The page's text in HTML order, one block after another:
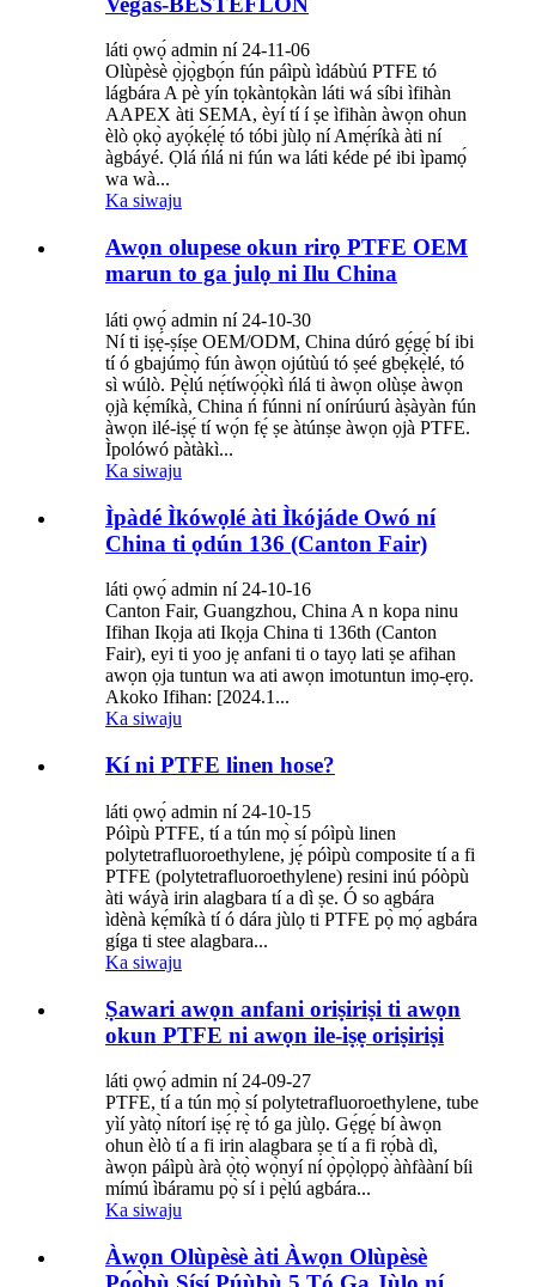
láti ọwọ́ admin ní 24-11-06
Olùpèsè ọ̀jọ̀gbọ́n fún páìpù ìdábùú PTFE tó
lágbára A pè yín tọkàntọkàn láti wá síbi ìfihàn
AAPEX àti SEMA, èyí tí í ṣe ìfihàn àwọn ohun
èlò ọkọ̀ ayọ́kẹ́lẹ́ tó tóbi jùlọ ní Amẹ́ríkà àti ní
àgbáyé. Ọlá ńlá ni fún wa láti kéde pé ibi ìpamọ́
wa wà...
Ka siwaju
Awọn olupese okun rirọ PTFE OEM
marun to ga julọ ni Ilu China
láti ọwọ́ admin ní 24-10-30
Ní ti iṣẹ́-ṣíṣe OEM/ODM, China dúró gẹ́gẹ́ bí ibi
tí ó gbajúmọ̀ fún àwọn ojútùú tó ṣeé gbẹ́kẹ̀lé, tó
sì wúlò. Pẹ̀lú nẹ́tíwọ́ọ̀kì ńlá ti àwọn olùṣe àwọn
ọjà kẹ́míkà, China ń fúnni ní onírúurú àṣàyàn fún
àwọn ilé-iṣẹ́ tí wọ́n fẹ́ ṣe àtúnṣe àwọn ọjà PTFE.
Ìpolówó pàtàkì...
Ka siwaju
Ìpàdé Ìkówọlé àti Ìkójáde Owó ní
China ti ọdún 136 (Canton Fair)
láti ọwọ́ admin ní 24-10-16
Canton Fair, Guangzhou, China A n kopa ninu
Ifihan Ikọja ati Ikọja China ti 136th (Canton
Fair), eyi ti yoo jẹ anfani ti o tayọ lati ṣe afihan
awọn ọja tuntun wa ati awọn imotuntun imọ-ẹrọ.
Akoko Ifihan: [2024.1...
Ka siwaju
Kí ni PTFE linen hose?
láti ọwọ́ admin ní 24-10-15
Póìpù PTFE, tí a tún mọ̀ sí póìpù linen
polytetrafluoroethylene, jẹ́ póìpù composite tí a fi
PTFE (polytetrafluoroethylene) resini inú póòpù
àti wáyà irin alagbara tí a dì ṣe. Ó so agbára
ìdènà kẹ́míkà tí ó dára jùlọ ti PTFE pọ̀ mọ́ agbára
gíga ti stee alagbara...
Ka siwaju
Ṣawari awọn anfani oriṣiriṣi ti awọn
okun PTFE ni awọn ile-iṣẹ oriṣiriṣi
láti ọwọ́ admin ní 24-09-27
PTFE, tí a tún mọ̀ sí polytetrafluoroethylene, tube
yìí yàtọ̀ nítorí iṣẹ́ rẹ̀ tó ga jùlọ. Gẹ́gẹ́ bí àwọn
ohun èlò tí a fi irin alagbara ṣe tí a fi rọ́bà dì,
àwọn páìpù àrà ọ̀tọ̀ wọ̀nyí ní ọ̀pọ̀lọpọ̀ àǹfààní bíi
mímú ìbáramu pọ̀ sí i pẹ̀lú agbára...
Ka siwaju
Àwọn Olùpèsè àti Àwọn Olùpèsè